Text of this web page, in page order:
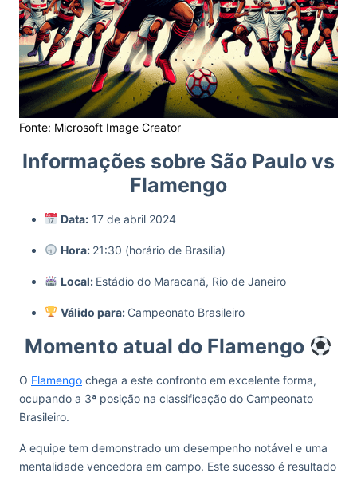
Fonte: Microsoft Image Creator
Informações sobre São Paulo vs
Flamengo
Data:17 de abril 2024
Hora: 21:30 (horário de Brasília)
Local: Estádio do Maracanã, Rio de Janeiro
Válido para: Campeonato Brasileiro
Momento atual do Flamengo
O Flamengo chega a este confronto em excelente forma,
ocupando a 3ª posição na classificação do Campeonato
Brasileiro.
A equipe tem demonstrado um desempenho notável e uma
mentalidade vencedora em campo. Este sucesso é resultado